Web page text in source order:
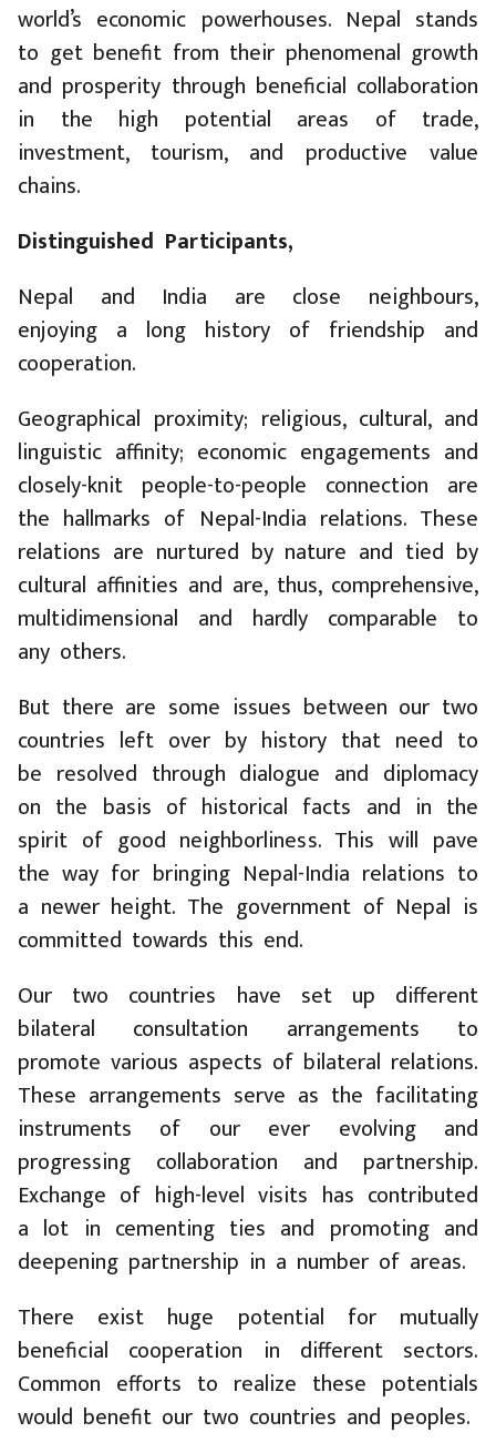
world’s economic powerhouses. Nepal stands
to get benefit from their phenomenal growth
and prosperity through beneficial collaboration
in the high potential areas of trade,
investment, tourism, and productive value
chains.
Distinguished Participants,
Nepal and India are close neighbours,
enjoying a long history of friendship and
cooperation.
Geographical proximity; religious, cultural, and
linguistic affinity; economic engagements and
closely-knit people-to-people connection are
the hallmarks of Nepal-India relations. These
relations are nurtured by nature and tied by
cultural affinities and are, thus, comprehensive,
multidimensional and hardly comparable to
any others.
But there are some issues between our two
countries left over by history that need to
be resolved through dialogue and diplomacy
on the basis of historical facts and in the
spirit of good neighborliness. This will pave
the way for bringing Nepal-India relations to
a newer height. The government of Nepal is
committed towards this end.
Our two countries have set up different
bilateral consultation arrangements to
promote various aspects of bilateral relations.
These arrangements serve as the facilitating
instruments of our ever evolving and
progressing collaboration and partnership.
Exchange of high-level visits has contributed
a lot in cementing ties and promoting and
deepening partnership in a number of areas.
There exist huge potential for mutually
beneficial cooperation in different sectors.
Common efforts to realize these potentials
would benefit our two countries and peoples.